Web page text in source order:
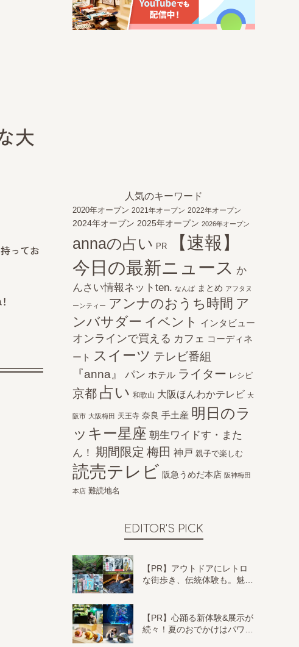
大
持ってお
人気のキーワード
2020年オープン 2021年オープン 2022年オープン
2024年オープン 2025年オープン 2026年オープン
annaの占い PR
【速報】
今日の最新ニュース か
んさい情報ネットten. なんば まとめ アフタヌ
ーンティー アンナのおうち時間 ア
ンバサダー イベント インタビュー
オンラインで買える カフェ コーディネ
ート
スイーツ テレビ番組
『anna』
パン ホテル ライター レシピ
京都 占い 和歌山 大阪ほんわかテレビ 大
阪市 大阪梅田 天王寺 奈良 手土産 明日のラ
ッキー星座 朝生ワイドす・また
ん！ 期間限定 梅田 神戸 親子で楽しむ
読売テレビ 阪急うめだ本店 阪神梅田
本店 難読地名
EDITOR'S PICK
【PR】アウトドアにレトロ
な街歩き、伝統体験も。魅…
【PR】心踊る新体験&展示が
続々！夏のおでかけはパワ…